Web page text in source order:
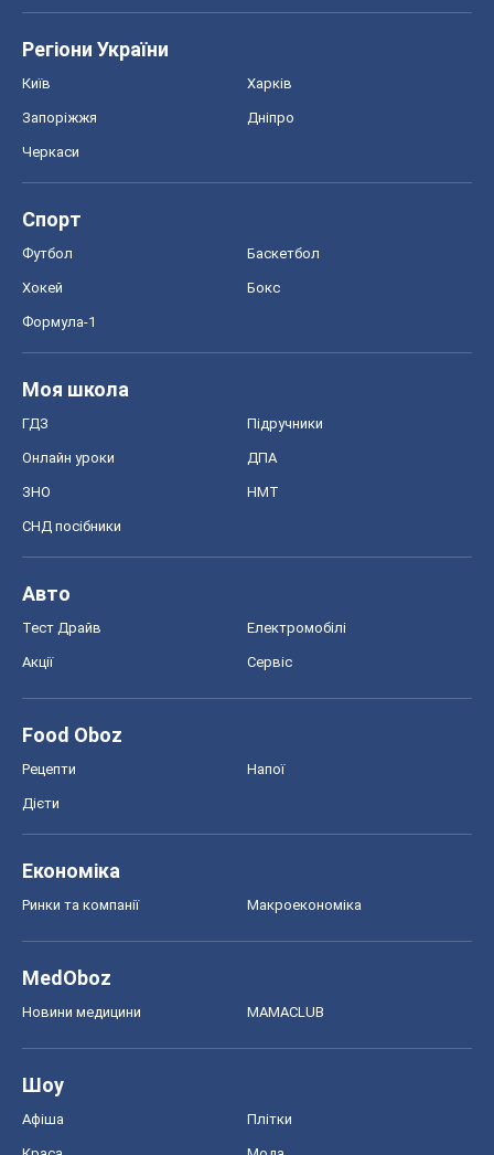
Регіони України
Київ Харків
Запоріжжя Дніпро
Черкаси
Спорт
Футбол Баскетбол
Хокей Бокс
Формула-1
Моя школа
ГДЗ Підручники
Онлайн уроки ДПА
ЗНО НМТ
СНД посібники
Авто
Тест Драйв Електромобілі
Акції Сервіс
Food Oboz
Рецепти Напої
Дієти
Економіка
Ринки та компанії Макроекономіка
MedOboz
Новини медицини MAMACLUB
Шоу
Афіша Плітки